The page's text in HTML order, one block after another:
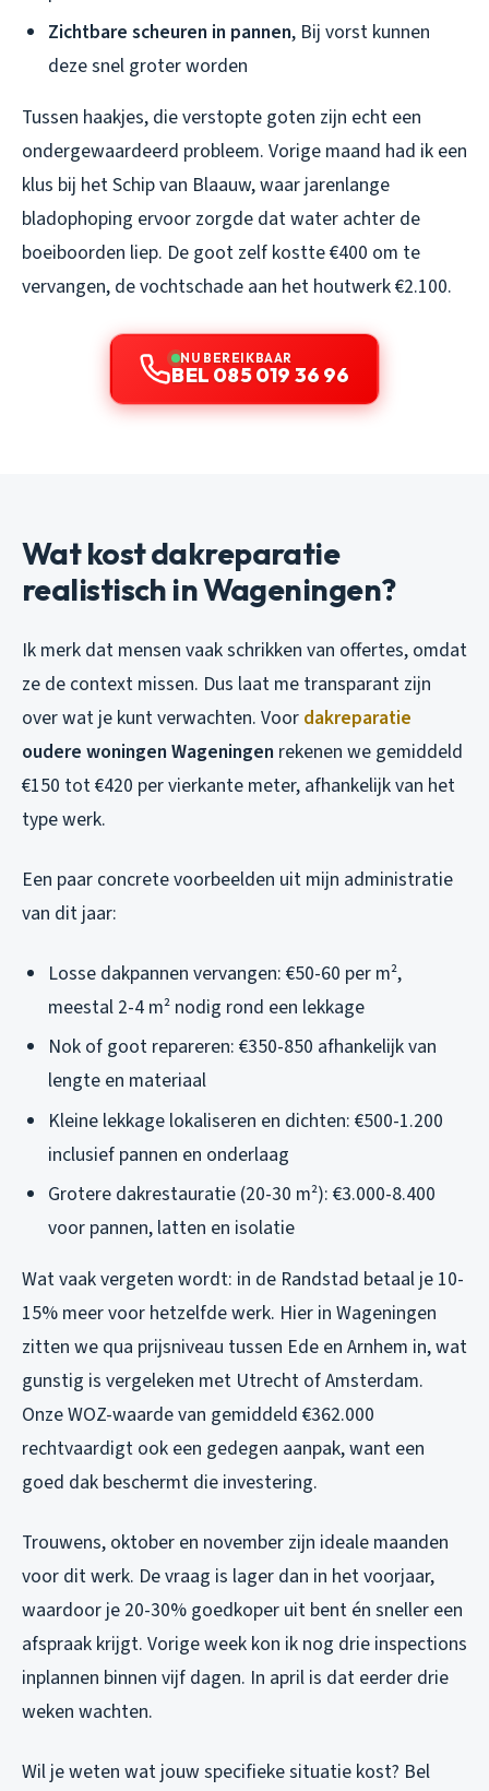
Zichtbare scheuren in pannen, Bij vorst kunnen
deze snel groter worden
Tussen haakjes, die verstopte goten zijn echt een
ondergewaardeerd probleem. Vorige maand had ik een
klus bij het Schip van Blaauw, waar jarenlange
bladophoping ervoor zorgde dat water achter de
boeiboorden liep. De goot zelf kostte €400 om te
vervangen, de vochtschade aan het houtwerk €2.100.
NU BEREIKBAAR
BEL 085 019 36 96
Wat kost dakreparatie
realistisch in Wageningen?
Ik merk dat mensen vaak schrikken van offertes, omdat
ze de context missen. Dus laat me transparant zijn
over wat je kunt verwachten. Voor dakreparatie
oudere woningen Wageningen rekenen we gemiddeld
€150 tot €420 per vierkante meter, afhankelijk van het
type werk.
Een paar concrete voorbeelden uit mijn administratie
van dit jaar:
Losse dakpannen vervangen: €50-60 per m²,
meestal 2-4 m² nodig rond een lekkage
Nok of goot repareren: €350-850 afhankelijk van
lengte en materiaal
Kleine lekkage lokaliseren en dichten: €500-1.200
inclusief pannen en onderlaag
Grotere dakrestauratie (20-30 m²): €3.000-8.400
voor pannen, latten en isolatie
Wat vaak vergeten wordt: in de Randstad betaal je 10-
15% meer voor hetzelfde werk. Hier in Wageningen
zitten we qua prijsniveau tussen Ede en Arnhem in, wat
gunstig is vergeleken met Utrecht of Amsterdam.
Onze WOZ-waarde van gemiddeld €362.000
rechtvaardigt ook een gedegen aanpak, want een
goed dak beschermt die investering.
Trouwens, oktober en november zijn ideale maanden
voor dit werk. De vraag is lager dan in het voorjaar,
waardoor je 20-30% goedkoper uit bent én sneller een
afspraak krijgt. Vorige week kon ik nog drie inspections
inplannen binnen vijf dagen. In april is dat eerder drie
weken wachten.
Wil je weten wat jouw specifieke situatie kost? Bel